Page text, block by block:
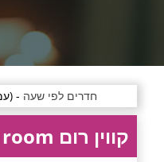
חדרים לפי שעה -
קווין רום queen room